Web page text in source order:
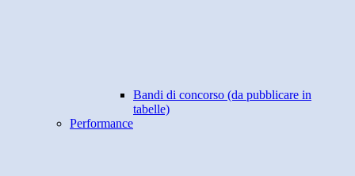
Bandi di concorso (da pubblicare in
tabelle)
Performance